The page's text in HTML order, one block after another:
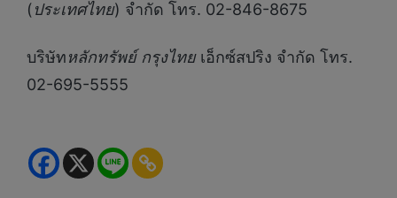
(ประเทศไทย) จำกัด โทร. 02-846-8675
บริษัทหลักทรัพย์ กรุงไทยเอ็กซ์สปริง จำกัด โทร.
02-695-5555